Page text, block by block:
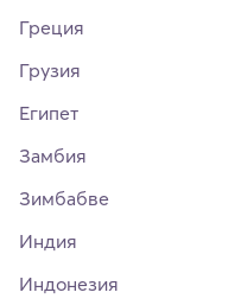
Греция
Грузия
Египет
Замбия
Зимбабве
Индия
Индонезия